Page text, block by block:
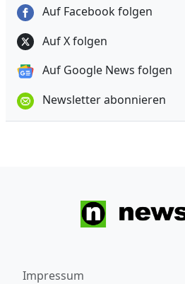
Auf Facebook folgen
Auf X folgen
Auf Google News folgen
Newsletter abonnieren
Impressum